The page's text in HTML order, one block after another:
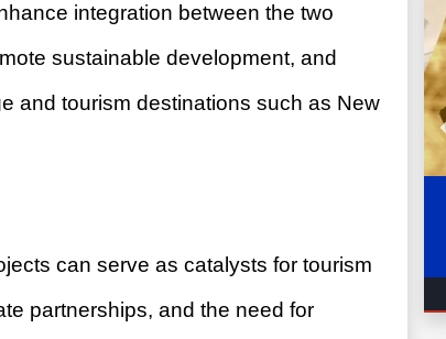
integration between the two
sustainable development, and
and tourism destinations such as New
can serve as catalysts for tourism
partnerships, and the need for